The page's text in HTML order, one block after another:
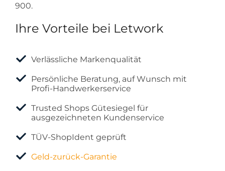
900.
Ihre Vorteile bei Letwork
Verlässliche Markenqualität
Persönliche Beratung, auf Wunsch mit
Profi-Handwerkerservice
Trusted Shops Gütesiegel für
ausgezeichneten Kundenservice
TÜV-ShopIdent geprüft
Geld-zurück-Garantie